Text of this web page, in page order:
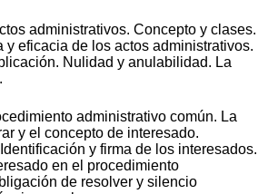
administrativos. Concepto y clases.
y eficacia de los actos administrativos.
Nulidad y anulabilidad. La
administrativo común. La
y el concepto de interesado.
y firma de los interesados.
en el procedimiento
de resolver y silencio